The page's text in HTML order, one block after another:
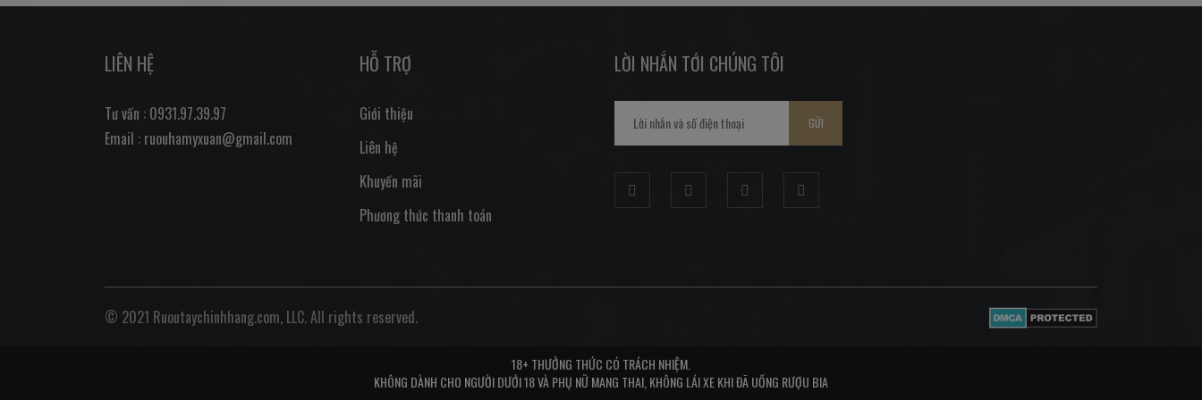
LIÊN HỆ
Tư vấn : 0931.97.39.97
Email : ruouhamyxuan@gmail.com
HỖ TRỢ
Giới thiệu
Liên hệ
Khuyến mãi
Phương thức thanh toán
LỜI NHẮN TỚI CHÚNG TÔI
GỬI
© 2021 Ruoutaychinhhang.com, LLC. All rights reserved.
18+ THƯỞNG THỨC CÓ TRÁCH NHIỆM.
KHÔNG DÀNH CHO NGƯỜI DƯỚI 18 VÀ PHỤ NỮ MANG THAI, KHÔNG LÁI XE KHI ĐÃ UỐNG RƯỢU BIA